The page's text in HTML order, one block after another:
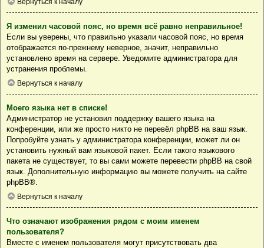
Вернуться к началу
Я изменил часовой пояс, но время всё равно неправильное!
Если вы уверены, что правильно указали часовой пояс, но время
отображается по-прежнему неверное, значит, неправильно
установлено время на сервере. Уведомите администратора для
устранения проблемы.
Вернуться к началу
Моего языка нет в списке!
Администратор не установил поддержку вашего языка на
конференции, или же просто никто не перевёл phpBB на ваш язык.
Попробуйте узнать у администратора конференции, может ли он
установить нужный вам языковой пакет. Если такого языкового
пакета не существует, то вы сами можете перевести phpBB на свой
язык. Дополнительную информацию вы можете получить на сайте
phpBB®.
Вернуться к началу
Что означают изображения рядом с моим именем
пользователя?
Вместе с именем пользователя могут присутствовать два